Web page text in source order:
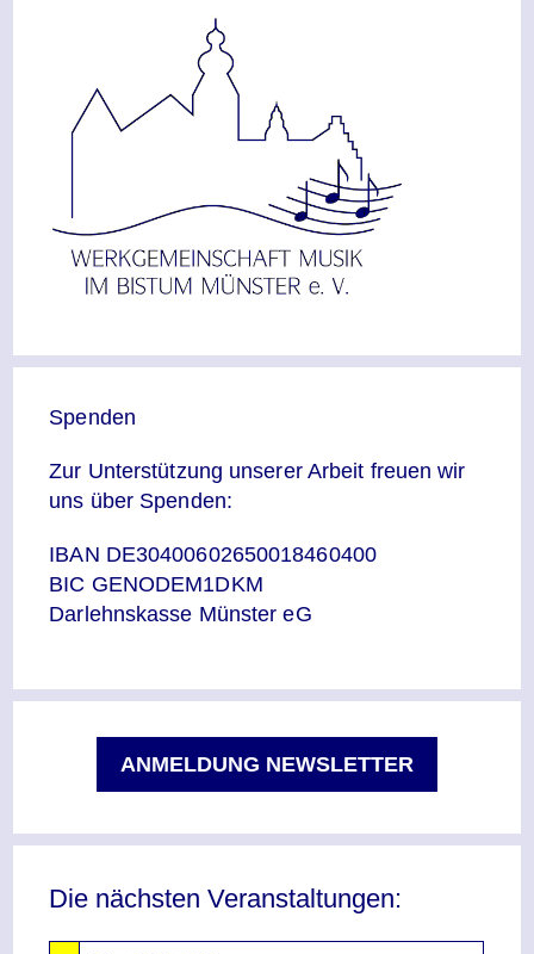
Spenden
Zur Unterstützung unserer Arbeit freuen wir
uns über Spenden:
IBAN DE30400602650018460400
BIC GENODEM1DKM
Darlehnskasse Münster eG
ANMELDUNG NEWSLETTER
Die nächsten Veranstaltungen: